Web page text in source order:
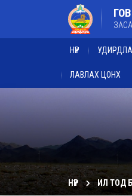
НҮҮР
ЛАВЛАХ ЦОНХ
НҮҮР ИЛ ТОД